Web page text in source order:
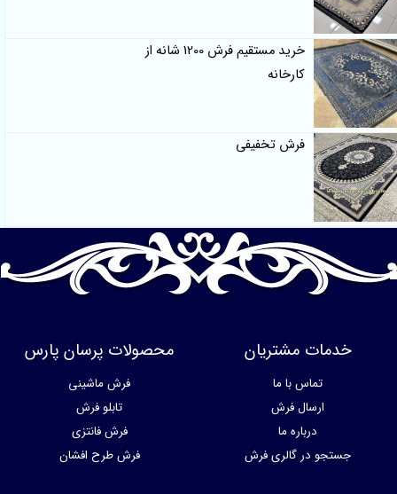
خرید مستقیم فرش 1200 شانه از
کارخانه
فرش تخفیفی
خدمات مشتریان
تماس با ما
ارسال فرش
درباره ما
جستجو در گالری فرش
محصولات پرسان پارس
فرش ماشینی
تابلو فرش
فرش فانتزی
فرش طرح افشان